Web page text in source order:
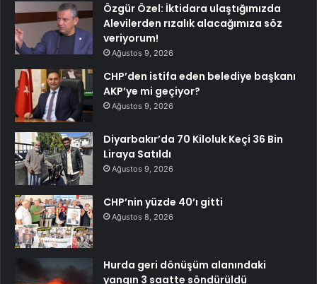
Özgür Özel: İktidara ulaştığımızda
Alevilerden rızalık alacağımıza söz
veriyorum!
Ağustos 9, 2026
CHP’den istifa eden belediye başkanı
AKP’ye mi geçiyor?
Ağustos 9, 2026
Diyarbakır’da 70 Kiloluk Keçi 36 Bin
Liraya Satıldı
Ağustos 9, 2026
CHP’nin yüzde 40’ı gitti
Ağustos 8, 2026
Hurda geri dönüşüm alanındaki
yangın 3 saatte söndürüldü